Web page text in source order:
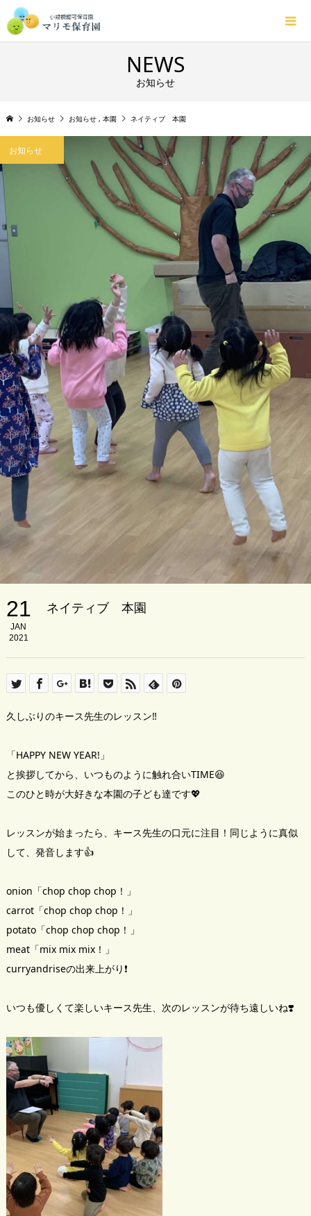
NEWS
お知らせ
お知らせ お知らせ , 本園 ネイティブ 本園
お知らせ
21
JAN
2021
ネイティブ 本園
久しぶりのキース先生のレッスン‼️
「HAPPY NEW YEAR!」
と挨拶してから、いつものように触れ合いTIME😆
このひと時が大好きな本園の子ども達です💖
レッスンが始まったら、キース先生の口元に注目！同じように真似
して、発音します👍
onion「chop chop chop！」
carrot「chop chop chop！」
potato「chop chop chop！」
meat「mix mix mix！」
curryandriseの出来上がり❗️
いつも優しくて楽しいキース先生、次のレッスンが待ち遠しいね❣️